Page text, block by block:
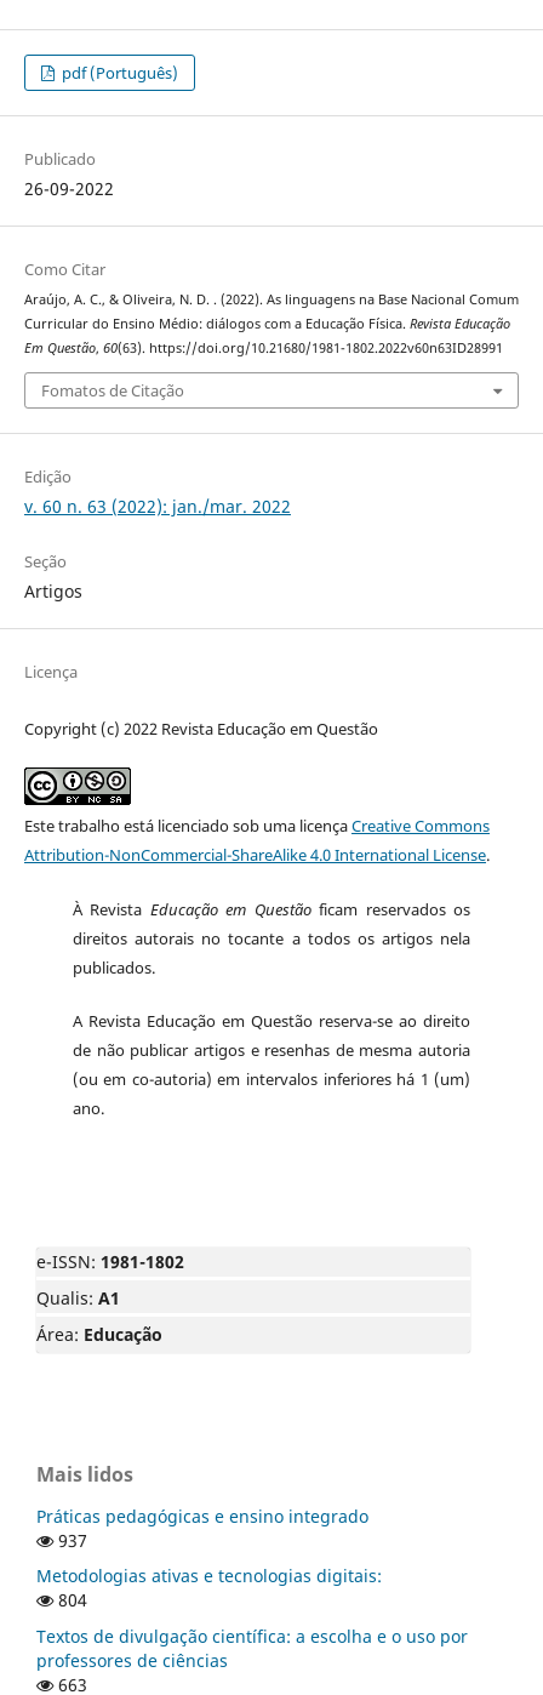
pdf (Português)
Publicado
26-09-2022
Como Citar
Araújo, A. C., & Oliveira, N. D. . (2022). As linguagens na Base Nacional Comum
Curricular do Ensino Médio: diálogos com a Educação Física. Revista Educação
Em Questão, 60(63). https://doi.org/10.21680/1981-1802.2022v60n63ID28991
Fomatos de Citação
Edição
v. 60 n. 63 (2022): jan./mar. 2022
Seção
Artigos
Licença
Copyright (c) 2022 Revista Educação em Questão
Este trabalho está licenciado sob uma licençaCreative Commons
Attribution-NonCommercial-ShareAlike 4.0 International License.
À Revista Educação em Questãoficam reservados os
direitos autorais no tocante a todos os artigos nela
publicados.
A Revista Educação em Questão reserva-se ao direito
de não publicar artigos e resenhas de mesma autoria
(ou em co-autoria) em intervalos inferiores há 1 (um)
ano.
e-ISSN: 1981-1802
Qualis: A1
Área: Educação
Mais lidos
Práticas pedagógicas e ensino integrado
937
Metodologias ativas e tecnologias digitais:
804
Textos de divulgação científica: a escolha e o uso por
professores de ciências
663